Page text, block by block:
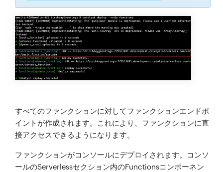
すべてのファンクションに対してファンクションエンドポ
イントが作成されます。これにより、ファンクションに直
接アクセスできるようになります。
ファンクションがコンソールにデプロイされます。コンソ
ールのServerlessセクション内のFunctionsコンポーネン